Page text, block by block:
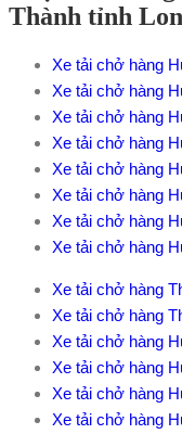
Thành tỉnh
Xe tải chở hàng
Xe tải chở hàng
Xe tải chở hàng
Xe tải chở hàng
Xe tải chở hàng
Xe tải chở hàng
Xe tải chở hàng
Xe tải chở hàng
Xe tải chở hàng
Xe tải chở hàng
Xe tải chở hàng
Xe tải chở hàng
Xe tải chở hàng
Xe tải chở hàng